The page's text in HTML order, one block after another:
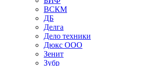
ВСКМ
ДБ
Делга
Дело техники
Дюкс ООО
Зенит
Зубр